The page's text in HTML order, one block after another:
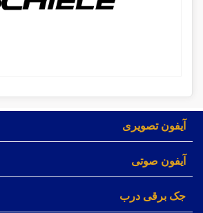
آیفون تصویری
آیفون صوتی
جک برقی درب